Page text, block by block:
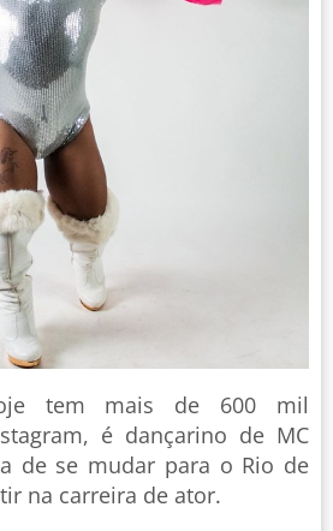
tem mais de 600 mil
é dançarino de MC
de se mudar para o Rio de
na carreira de ator.